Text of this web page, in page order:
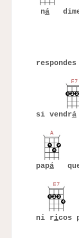
nádime
respondes
si vendrá
papáque
ni ricos